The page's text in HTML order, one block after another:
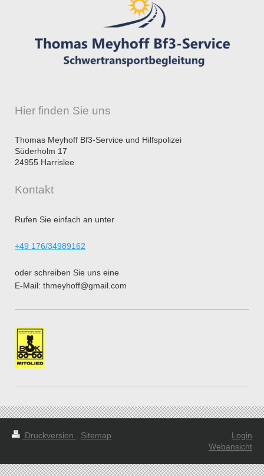
Hier finden Sie uns
Thomas Meyhoff Bf3-Service und Hilfspolizei
Süderholm 17
24955 Harrislee
Kontakt
Rufen Sie einfach an unter
+49 176/34989162
oder schreiben Sie uns eine
E-Mail: thmeyhoff@gmail.com
Druckversion Sitemap
Login
Webansicht